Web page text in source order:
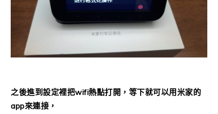
之後進到設定裡把wifi熱點打開，等下就可以用米家的
app來連接，